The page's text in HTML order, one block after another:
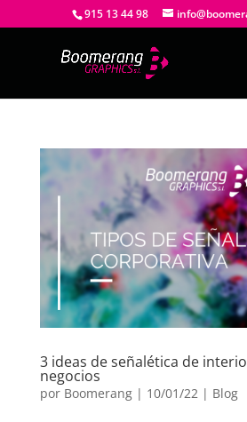
915 13 44 98
3 ideas de señalética de
negocios
por Boomerang| 10/01/22 | Blog